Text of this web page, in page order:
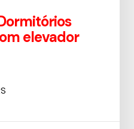
elevador